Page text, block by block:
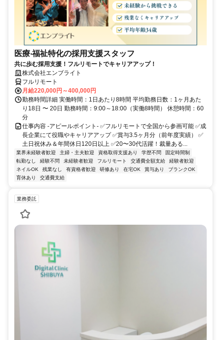
医療‧福祉特化の採用支援スタッフ
共に歩む採用支援！フルリモートでキャリアアップ！
株式会社エンブライト
フルリモート
月給220,000円～400,000円
勤務時間詳細 実働時間：1日あたり8時間 平均勤務日数：1ヶ月あた
り18日 〜 20日 勤務時間：9:00～18:00（実働8時間） 休憩時間：60
分
仕事内容 -アピールポイント- ✅フルリモートで全国から参画可能 ✅成
長企業にて役職やキャリアアップ ✅賞与3.5ヶ月分（前年度実績） ✅
土日祝休み＆年間休日120日以上 ✅20〜30代活躍！裁量ある...
業界未経験者歓迎 主婦・主夫歓迎 資格取得支援あり 学歴不問
固定時間制
転勤なし
経験不問 未経験者歓迎 フルリモート 交通費全額支給
経験者歓迎
ネイルOK
残業なし 有資格者歓迎 研修あり 在宅OK 賞与あり
ブランクOK
育休あり
交通費支給
業務委託